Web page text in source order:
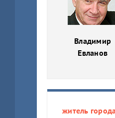
Владимир
Евланов
житель города